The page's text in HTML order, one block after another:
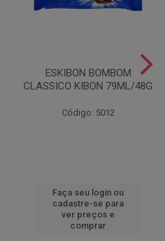
ESKIBON BOMBOM
CLASSICO KIBON 79ML/48G
Código: 5012
Faça seu login ou
cadastre-se para
ver preços e
comprar